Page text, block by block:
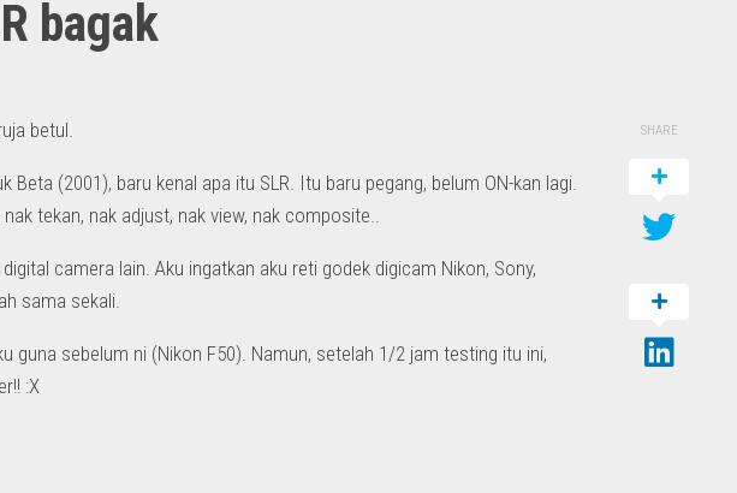
bagak
betul.
Beta (2001), baru kenal apa itu SLR. Itu baru pegang, belum ON-kan lagi.
tekan, nak adjust, nak view, nak composite..
camera lain. Aku ingatkan aku reti godek digicam Nikon, Sony,
sama sekali.
guna sebelum ni (Nikon F50). Namun, setelah 1/2 jam testing itu ini,
:X
SHARE